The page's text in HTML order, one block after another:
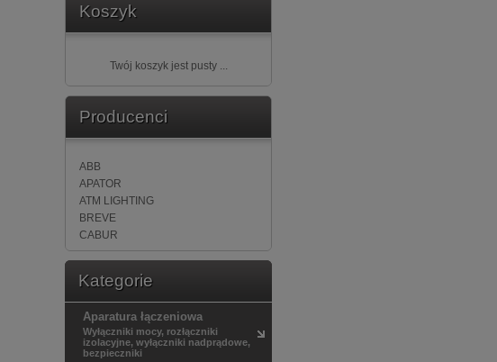
Koszyk
Twój koszyk jest pusty ...
Producenci
ABB
APATOR
ATM LIGHTING
BREVE
CABUR
CANALPLAST
Cel-Mar
DANFOSS
DATALOGIC
DEHN
EATON
Kategorie
Aparatura łączeniowa
Wyłączniki mocy, rozłączniki
izolacyjne, wyłączniki nadprądowe,
bezpieczniki